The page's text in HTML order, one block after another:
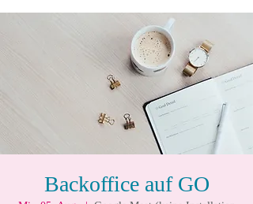
Backoffice auf GO